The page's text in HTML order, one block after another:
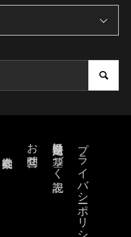
プライバシーポリシー
特定商取引法に基づく表記
お問合せ